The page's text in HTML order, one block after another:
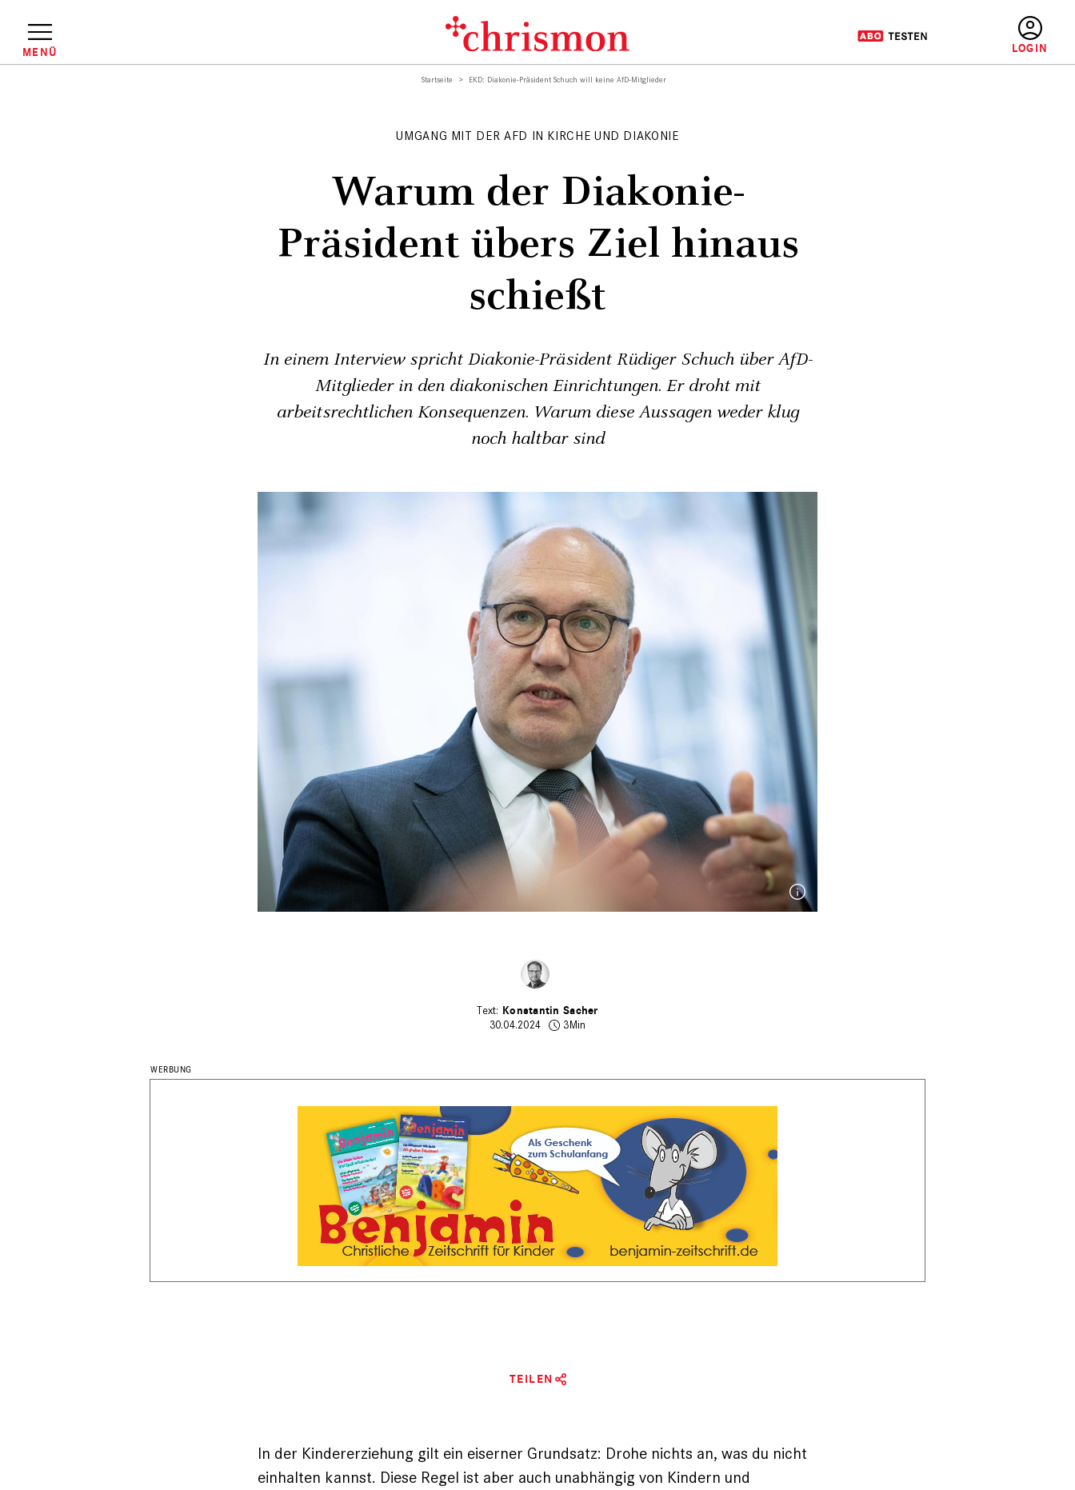
Inhalt
MENÜ
Startseite EKD: Diakonie-Präsident Schuch will keine AfD-Mitglieder
UMGANG MIT DER AFD IN KIRCHE UND DIAKONIE
Warum der Diakonie-
Präsident übers Ziel hinaus
schießt
In einem Interview spricht Diakonie-Präsident Rüdiger Schuch über AfD-
Mitglieder in den diakonischen Einrichtungen. Er droht mit
arbeitsrechtlichen Konsequenzen. Warum diese Aussagen weder klug
noch haltbar sind
Konstantin Sacher
30.04.2024
3Min
TEILEN
In der Kindererziehung gilt ein eiserner Grundsatz: Drohe nichts an, was du nicht
einhalten kannst. Diese Regel ist aber auch unabhängig von Kindern und